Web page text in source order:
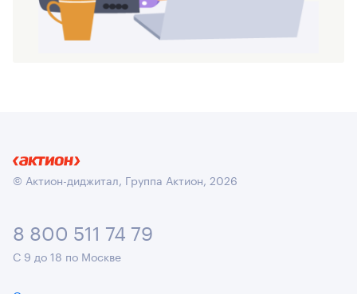
© Актион-диджитал, Группа Актион, 2026
8 800 511 74 79
С 9 до 18 по Москве